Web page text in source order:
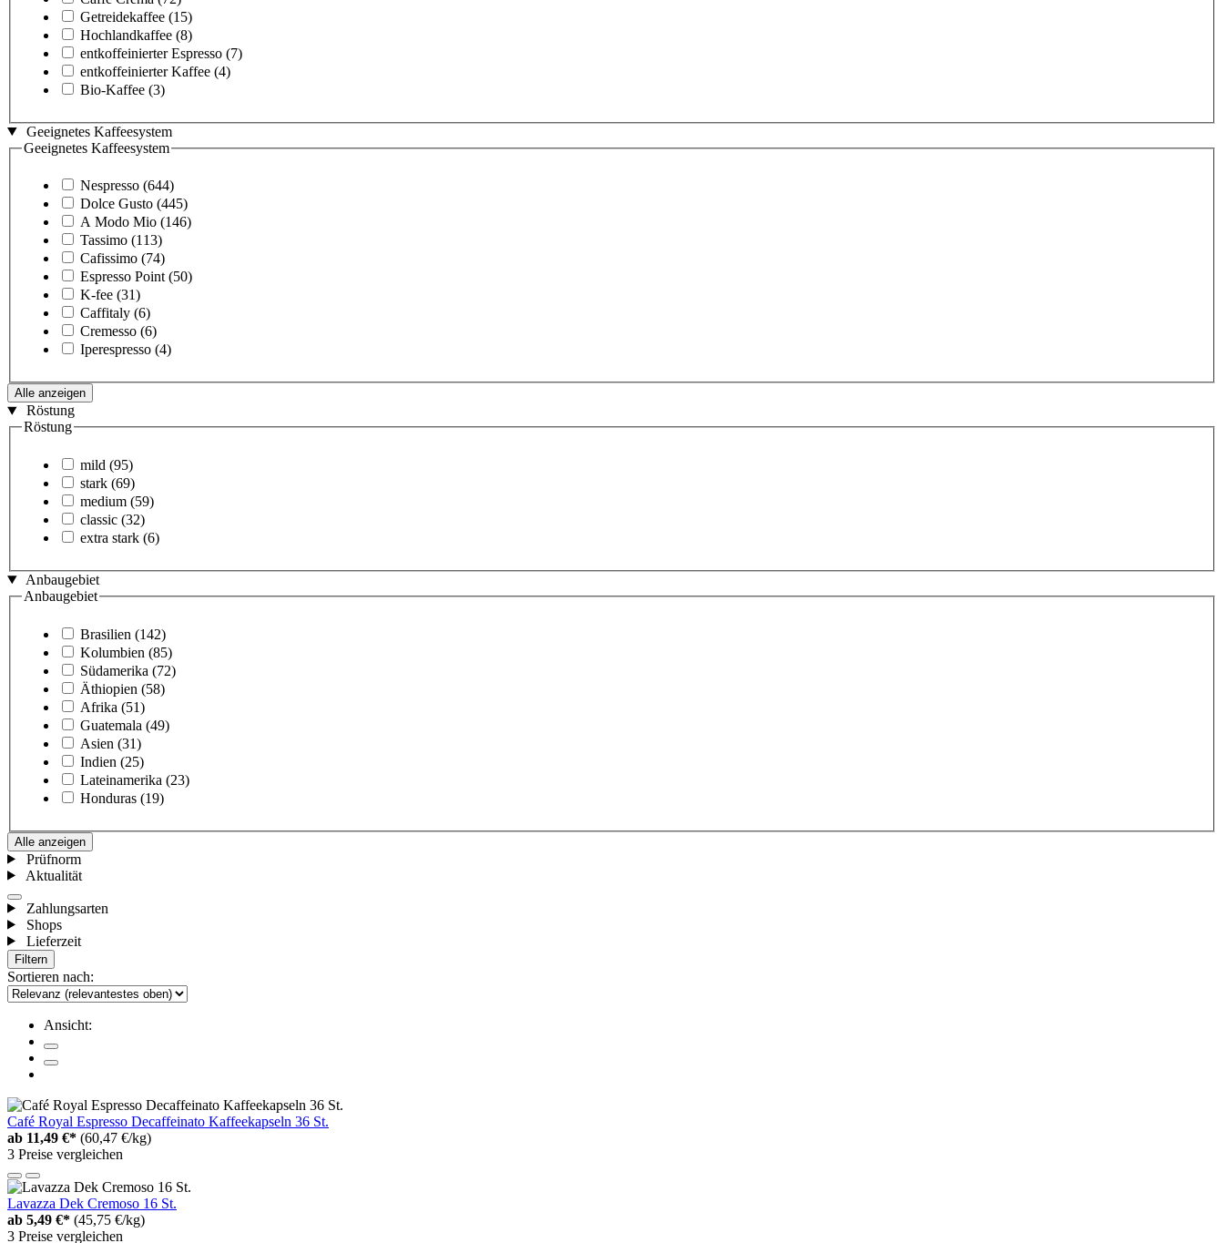
Getreidekaffee (15)
Hochlandkaffee (8)
entkoffeinierter Espresso (7)
entkoffeinierter Kaffee (4)
Bio-Kaffee (3)
Geeignetes Kaffeesystem
Geeignetes Kaffeesystem
Nespresso (644)
Dolce Gusto (445)
A Modo Mio (146)
Tassimo (113)
Cafissimo (74)
Espresso Point (50)
K-fee (31)
Caffitaly (6)
Cremesso (6)
Iperespresso (4)
Alle anzeigen
Röstung
Röstung
mild (95)
stark (69)
medium (59)
classic (32)
extra stark (6)
Anbaugebiet
Anbaugebiet
Brasilien (142)
Kolumbien (85)
Südamerika (72)
Äthiopien (58)
Afrika (51)
Guatemala (49)
Asien (31)
Indien (25)
Lateinamerika (23)
Honduras (19)
Alle anzeigen
Prüfnorm
Aktualität
Zahlungsarten
Shops
Lieferzeit
Filtern
Sortieren nach:
Ansicht:
Café Royal Espresso Decaffeinato Kaffeekapseln 36 St.
ab 11,49 €* (60,47 €/kg)
3 Preise vergleichen
Lavazza Dek Cremoso 16 St.
ab 5,49 €* (45,75 €/kg)
3 Preise vergleichen